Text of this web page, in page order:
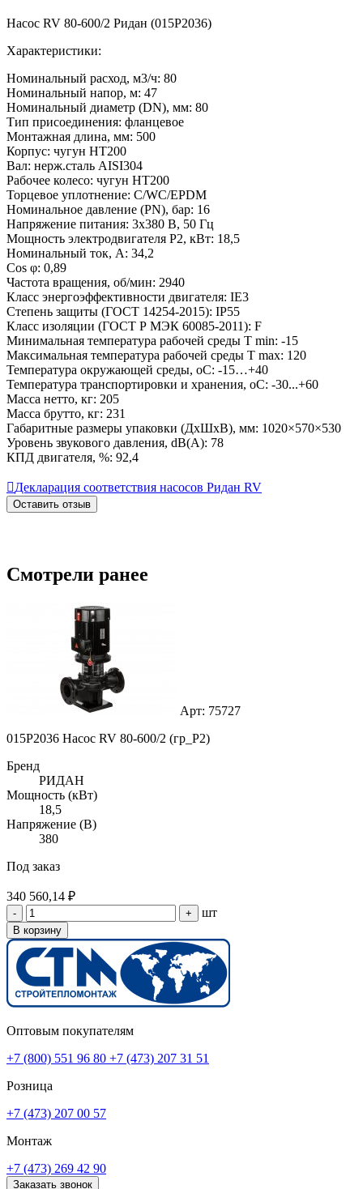
Насос RV 80-600/2 Ридан (015P2036)
Характеристики:
Номинальный расход, м3/ч: 80
Номинальный напор, м: 47
Номинальный диаметр (DN), мм: 80
Тип присоединения: фланцевое
Монтажная длина, мм: 500
Корпус: чугун HT200
Вал: нерж.сталь AISI304
Рабочее колесо: чугун HT200
Торцевое уплотнение: C/WC/EPDM
Номинальное давление (PN), бар: 16
Напряжение питания: 3х380 В, 50 Гц
Мощность электродвигателя P2, кВт: 18,5
Номинальный ток, А: 34,2
Cos φ: 0,89
Частота вращения, об/мин: 2940
Класс энергоэффективности двигателя: IE3
Степень защиты (ГОСТ 14254-2015): IP55
Класс изоляции (ГОСТ Р МЭК 60085-2011): F
Минимальная температура рабочей среды T min: -15
Максимальная температура рабочей среды T max: 120
Температура окружающей среды, oC: -15…+40
Температура транспортировки и хранения, oC: -30...+60
Масса нетто, кг: 205
Масса брутто, кг: 231
Габаритные размеры упаковки (ДхШхВ), мм: 1020×570×530
Уровень звукового давления, dB(A): 78
КПД двигателя, %: 92,4
Декларация соответствия насосов Ридан RV
Оставить отзыв
Смотрели ранее
Арт: 75727
015P2036 Насос RV 80-600/2 (гр_P2)
Бренд
РИДАН
Мощность (кВт)
18,5
Напряжение (В)
380
Под заказ
340 560,14 ₽
- + шт
В корзину
Оптовым покупателям
+7 (800) 551 96 80 +7 (473) 207 31 51
Розница
+7 (473) 207 00 57
Монтаж
+7 (473) 269 42 90
Заказать звонок